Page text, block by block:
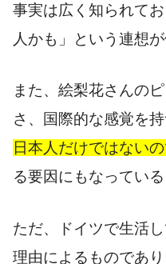
事実は広く知られて
人かも」という連想
また、絵梨花さんの
さ、国際的な感覚を持
日本人だけではない
る要因にもなっている
ただ、ドイツで生活
理由によるものであ